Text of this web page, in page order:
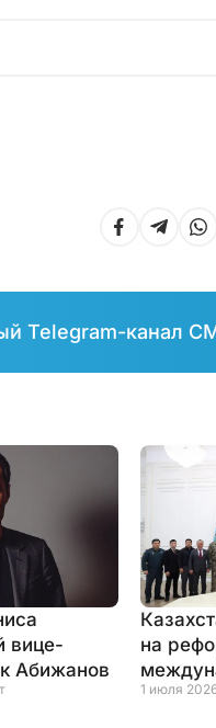
Telegram-канал
вице-
Абижанов
на
1 июля